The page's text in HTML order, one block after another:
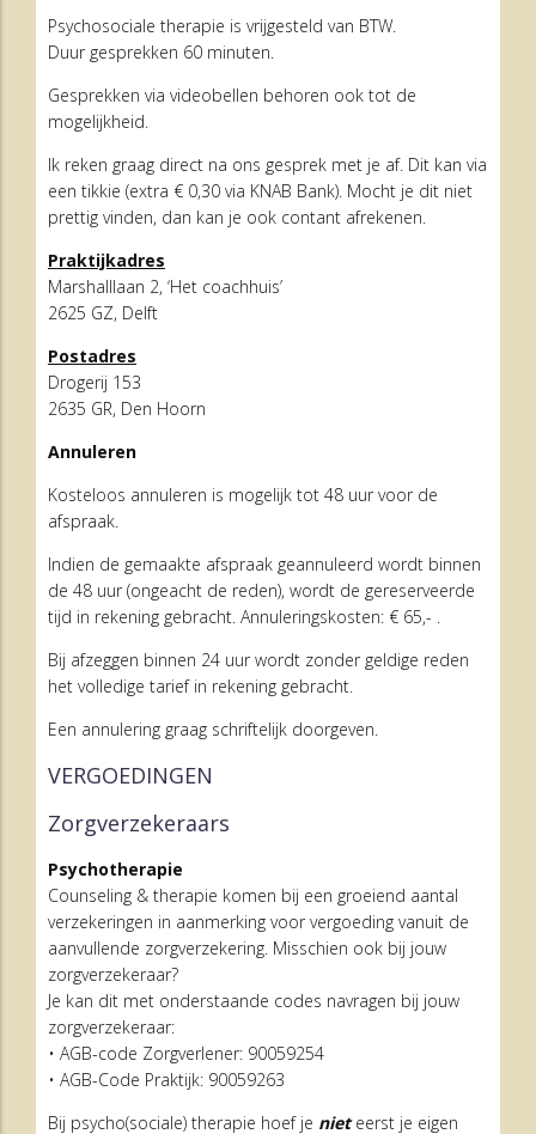
Psychosociale therapie is vrijgesteld van BTW.
Duur gesprekken 60 minuten.
Gesprekken via videobellen behoren ook tot de
mogelijkheid.
Ik reken graag direct na ons gesprek met je af. Dit kan via
een tikkie (extra € 0,30 via KNAB Bank). Mocht je dit niet
prettig vinden, dan kan je ook contant afrekenen.
Praktijkadres
Marshalllaan 2, ‘Het coachhuis’
2625 GZ, Delft
Postadres
Drogerij 153
2635 GR, Den Hoorn
Annuleren
Kosteloos annuleren is mogelijk tot 48 uur voor de
afspraak.
Indien de gemaakte afspraak geannuleerd wordt binnen
de 48 uur (ongeacht de reden), wordt de gereserveerde
tijd in rekening gebracht. Annuleringskosten: € 65,- .
Bij afzeggen binnen 24 uur wordt zonder geldige reden
het volledige tarief in rekening gebracht.
Een annulering graag schriftelijk doorgeven.
VERGOEDINGEN
Zorgverzekeraars
Psychotherapie
Counseling & therapie komen bij een groeiend aantal
verzekeringen in aanmerking voor vergoeding vanuit de
aanvullende zorgverzekering. Misschien ook bij jouw
zorgverzekeraar?
Je kan dit met onderstaande codes navragen bij jouw
zorgverzekeraar:
• AGB-code Zorgverlener: 90059254
• AGB-Code Praktijk: 90059263
Bij psycho(sociale) therapie hoef je nieteerst je eigen